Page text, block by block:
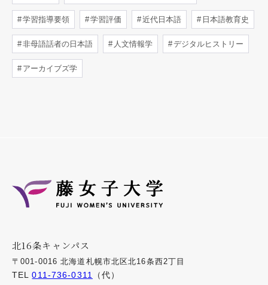
学習指導要領 学習評価 近代日本語 日本語教育史
非母語話者の日本語 人文情報学 デジタルヒストリー
アーカイブズ学
北16条キャンパス
〒001-0016 北海道札幌市北区北16条西2丁目
TEL011-736-0311 （代）